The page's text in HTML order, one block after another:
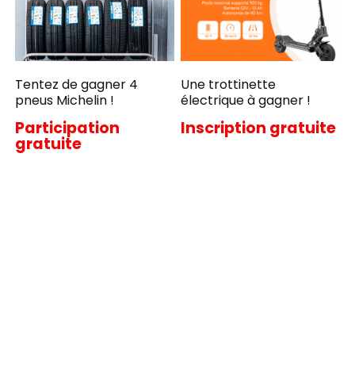
Tentez de gagner 4
pneus Michelin !
Participation
gratuite
Une trottinette
électrique à gagner !
Inscription gratuite